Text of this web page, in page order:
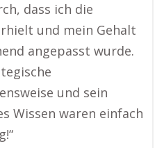
dass ich die
und mein Gehalt
angepasst wurde.
und sein
Wissen waren einfach